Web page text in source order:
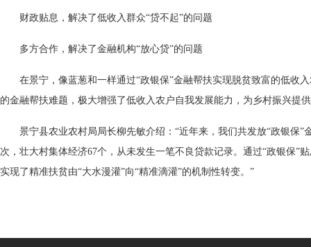
财政贴息 ，解决了低收入群众“贷不起”的问题
多方合作，解决了金融机构“放心贷”的问题
在景宁，像蓝葱和一样通过“政银保”金融帮扶实现脱贫致富的低收
的金融帮扶难题，极大增强了低收入农户自我发展能力，为乡村振兴提
景宁县农业农村局局长柳先敏介绍：“近年来，我们共发放“政银保
次，壮大村集体经济67个，从未发生一笔不良贷款记录。通过“政银保”
实现了精准扶贫由“大水漫灌”向“精准滴灌”的机制性转变。”